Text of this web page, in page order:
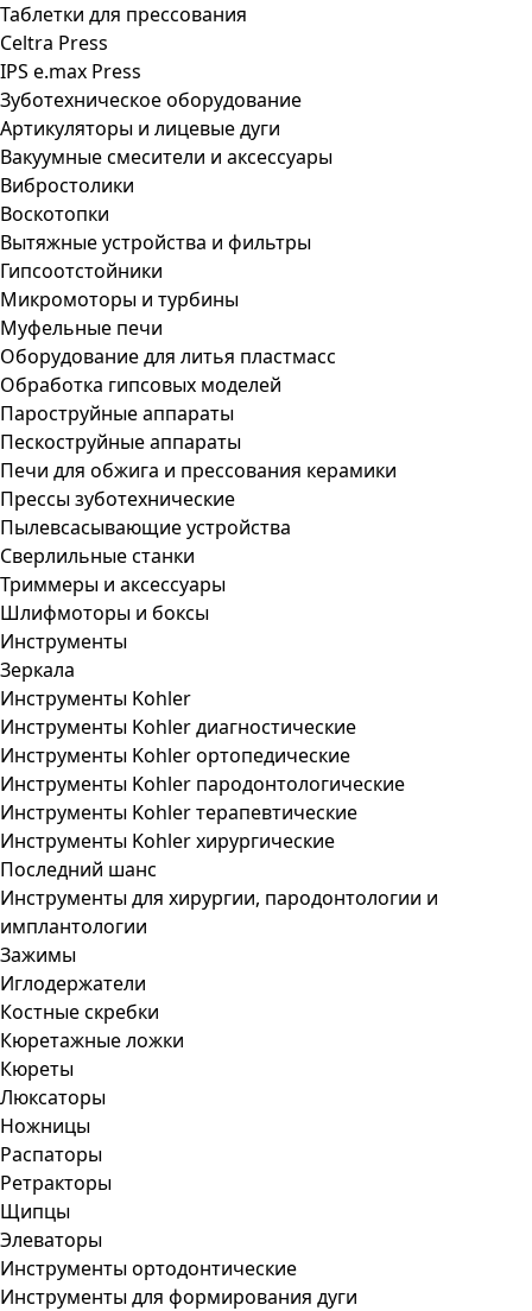
Таблетки для прессования
Celtra Press
IPS e.max Press
Зуботехническое оборудование
Артикуляторы и лицевые дуги
Вакуумные смесители и аксессуары
Вибростолики
Воскотопки
Вытяжные устройства и фильтры
Гипсоотстойники
Микромоторы и турбины
Муфельные печи
Оборудование для литья пластмасс
Обработка гипсовых моделей
Пароструйные аппараты
Пескоструйные аппараты
Печи для обжига и прессования керамики
Прессы зуботехнические
Пылевсасывающие устройства
Сверлильные станки
Триммеры и аксессуары
Шлифмоторы и боксы
Инструменты
Зеркала
Инструменты Kohler
Инструменты Kohler диагностические
Инструменты Kohler ортопедические
Инструменты Kohler пародонтологические
Инструменты Kohler терапевтические
Инструменты Kohler хирургические
Последний шанс
Инструменты для хирургии, пародонтологии и
имплантологии
Зажимы
Иглодержатели
Костные скребки
Кюретажные ложки
Кюреты
Люксаторы
Ножницы
Распаторы
Ретракторы
Щипцы
Элеваторы
Инструменты ортодонтические
Инструменты для формирования дуги